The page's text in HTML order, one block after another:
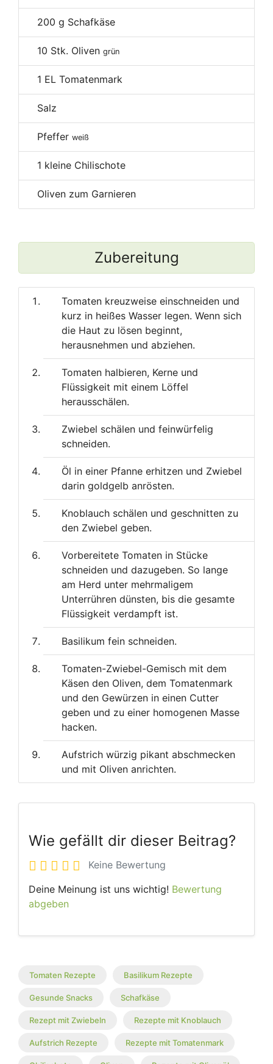
200 g Schafkäse
10 Stk. Oliven grün
1 EL Tomatenmark
Salz
Pfeffer weiß
1 kleine Chilischote
Oliven zum Garnieren
Zubereitung
Tomaten kreuzweise einschneiden und
kurz in heißes Wasser legen. Wenn sich
die Haut zu lösen beginnt,
herausnehmen und abziehen.
Tomaten halbieren, Kerne und
Flüssigkeit mit einem Löffel
herausschälen.
Zwiebel schälen und feinwürfelig
schneiden.
Öl in einer Pfanne erhitzen und Zwiebel
darin goldgelb anrösten.
Knoblauch schälen und geschnitten zu
den Zwiebel geben.
Vorbereitete Tomaten in Stücke
schneiden und dazugeben. So lange
am Herd unter mehrmaligem
Unterrühren dünsten, bis die gesamte
Flüssigkeit verdampft ist.
Basilikum fein schneiden.
Tomaten-Zwiebel-Gemisch mit dem
Käsen den Oliven, dem Tomatenmark
und den Gewürzen in einen Cutter
geben und zu einer homogenen Masse
hacken.
Aufstrich würzig pikant abschmecken
und mit Oliven anrichten.
Wie gefällt dir dieser Beitrag?
Keine Bewertung
Deine Meinung ist uns wichtig! Bewertung
abgeben
Tomaten Rezepte Basilikum Rezepte
Gesunde Snacks Schafkäse
Rezept mit Zwiebeln Rezepte mit Knoblauch
Aufstrich Rezepte Rezepte mit Tomatenmark